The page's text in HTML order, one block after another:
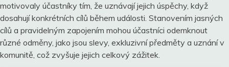
motivovaly účastníky tím, že uznávají jejich úspěchy, když
dosahují konkrétních cílů během události. Stanovením jasných
cílů a pravidelným zapojením mohou účastníci odemknout
různé odměny, jako jsou slevy, exkluzivní předměty a uznání v
komunitě, což zvyšuje jejich celkový zážitek.